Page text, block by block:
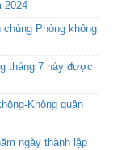
2024
Phòng không
tháng 7 này được
Không quân
ngày thành lập